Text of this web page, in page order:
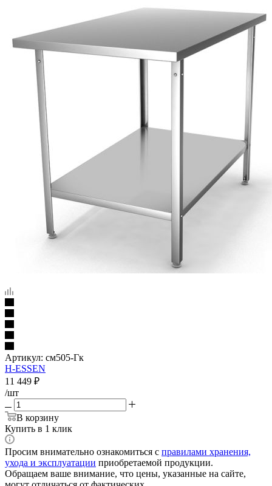
Артикул: см505-Гк
H-ESSEN
11 449 ₽
/шт
В корзину
Купить в 1 клик
Просим внимательно ознакомиться с правилами хранения,
ухода и эксплуатации приобретаемой продукции.
Обращаем ваше внимание, что цены, указанные на сайте,